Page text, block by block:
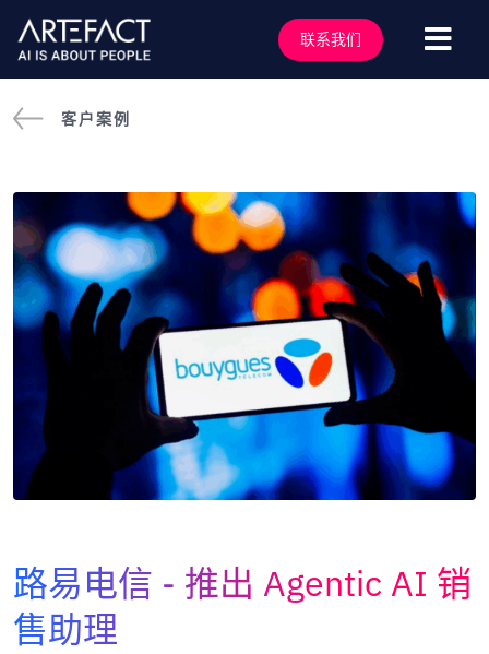
联系我们
切
航
技术能力
行业洞察
客户案例
关于我们
行业活动
加入我们
联系
Adopt AI
ZH
客户案例
路易电信
推出 Agentic AI 销
售助理